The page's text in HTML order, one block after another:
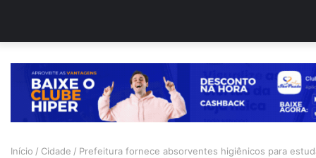
Início / Cidade / Prefeitura fornece absorventes higiênicos para